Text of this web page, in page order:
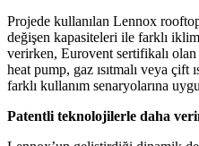
Projede kullanılan Lennox
değişen kapasiteleri ile farklı
verirken, Eurovent sertifikalı olan
heat pump, gaz ısıtmalı veya çift
farklı kullanım senaryolarına
Patentli teknolojilerle daha